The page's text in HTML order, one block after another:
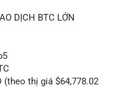
DỊCH BTC LỚN
(theo thị giá $64,778.02